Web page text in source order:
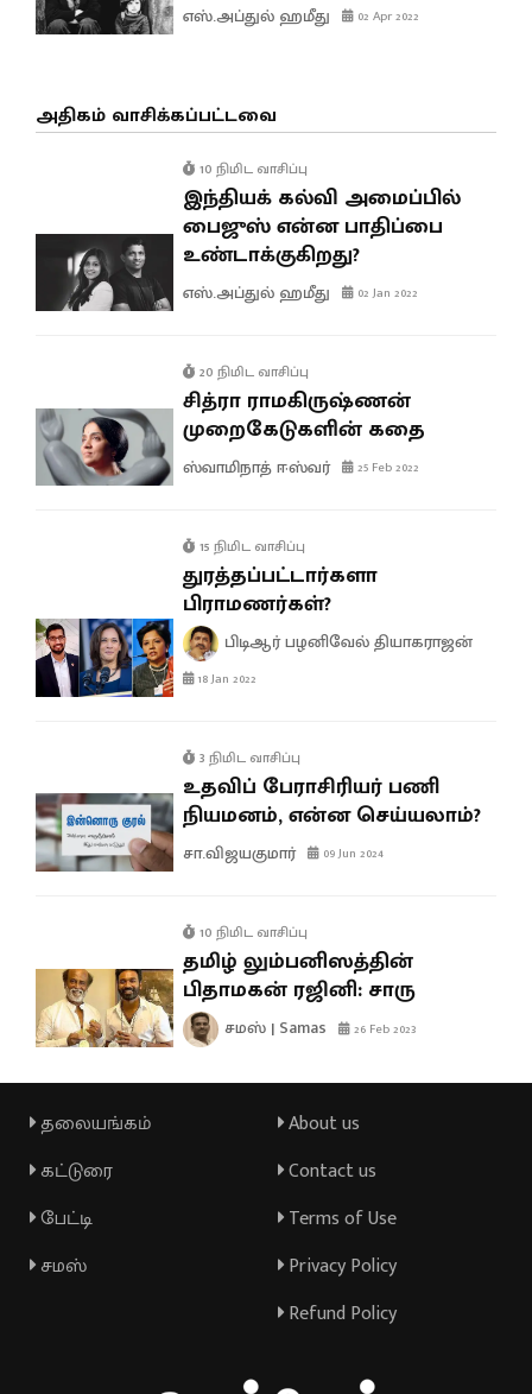
எஸ்.அப்துல் ஹமீது 02 Apr 2022
அதிகம் வாசிக்கப்பட்டவை
10 நிமிட வாசிப்பு
இந்தியக் கல்வி அமைப்பில்
பைஜுஸ் என்ன பாதிப்பை
உண்டாக்குகிறது?
எஸ்.அப்துல் ஹமீது 02 Jan 2022
20 நிமிட வாசிப்பு
சித்ரா ராமகிருஷ்ணன்
முறைகேடுகளின் கதை
ஸ்வாமிநாத் ஈஸ்வர் 25 Feb 2022
15 நிமிட வாசிப்பு
துரத்தப்பட்டார்களா
பிராமணர்கள்?
பிடிஆர் பழனிவேல் தியாகராஜன்
18 Jan 2022
3 நிமிட வாசிப்பு
உதவிப் பேராசிரியர் பணி
நியமனம், என்ன செய்யலாம்?
சா.விஜயகுமார் 09 Jun 2024
10 நிமிட வாசிப்பு
தமிழ் லும்பனிஸத்தின்
பிதாமகன் ரஜினி: சாரு
சமஸ் | Samas 26 Feb 2023
தலையங்கம்
கட்டுரை
பேட்டி
சமஸ்
About us
Contact us
Terms of Use
Privacy Policy
Refund Policy